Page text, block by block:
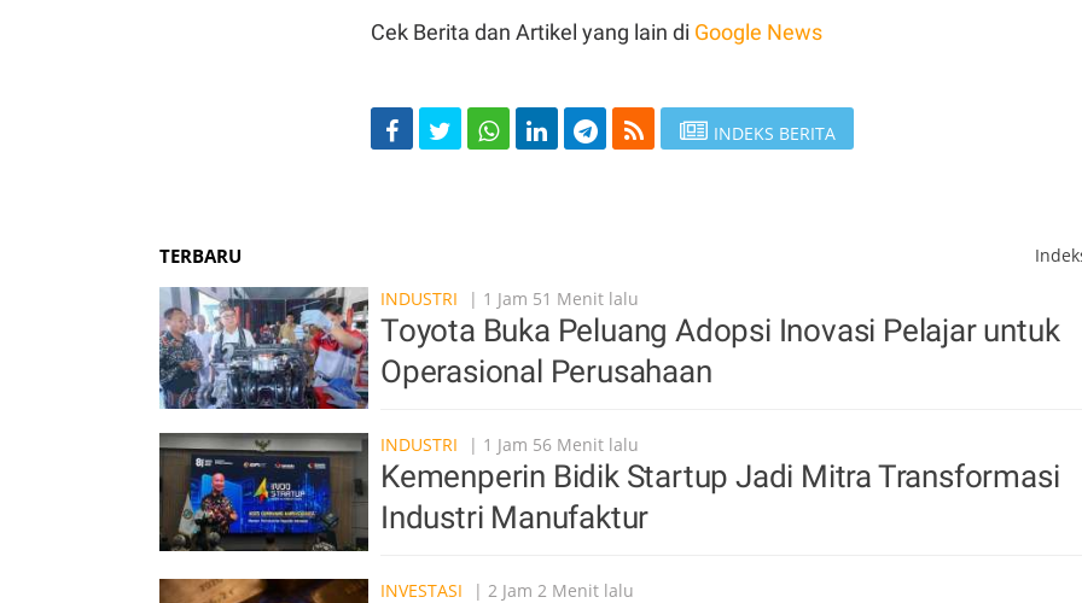
Cek Berita dan Artikel yang lain di Google News
INDEKS BERITA
TERBARU
INDUSTRI
| 1 Jam 51 Menit lalu
Toyota Buka Peluang Adopsi Inovasi Pelajar untuk
Operasional Perusahaan
INDUSTRI | 1 Jam 56 Menit lalu
Kemenperin Bidik Startup Jadi Mitra Transformasi
Industri Manufaktur
INVESTASI | 2 Jam 2 Menit lalu